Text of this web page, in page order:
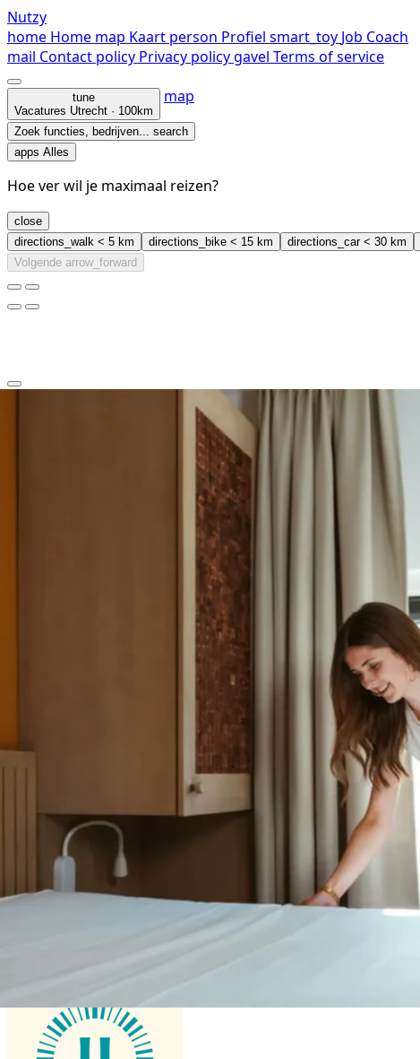
Nutzy
home Home map Kaart person Profiel smart_toy Job Coach
mail Contact policy Privacy policygavel Terms of service
tune
Vacatures Utrecht · 100km
map
Zoek functies, bedrijven... search
apps Alles
Hoe ver wil je maximaal reizen?
close
directions_walk < 5 km directions_bike < 15 km directions_car< 30 km
Volgende arrow_forward